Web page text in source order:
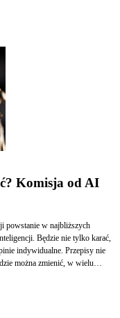
Komisja od AI
powstanie w najbliższych
Będzie nie tylko karać,
indywidualne. Przepisy nie
można zmienić, w wielu